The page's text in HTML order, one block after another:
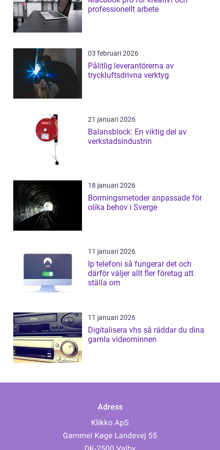
professionellt arbete
03 februari 2026
Pålitlig leverantörerna av
tryckluftsdrivna verktyg
21 januari 2026
Balansblock: En viktig del av
verkstadsindustrin
18 januari 2026
Borrningsmetoder anpassade för
olika behov i Sverge
11 januari 2026
Ip telefoni så fungerar det och
därför väljer allt fler företag att
ställa om
11 januari 2026
Digitalisera vhs så räddar du dina
gamla videominnen
Adress